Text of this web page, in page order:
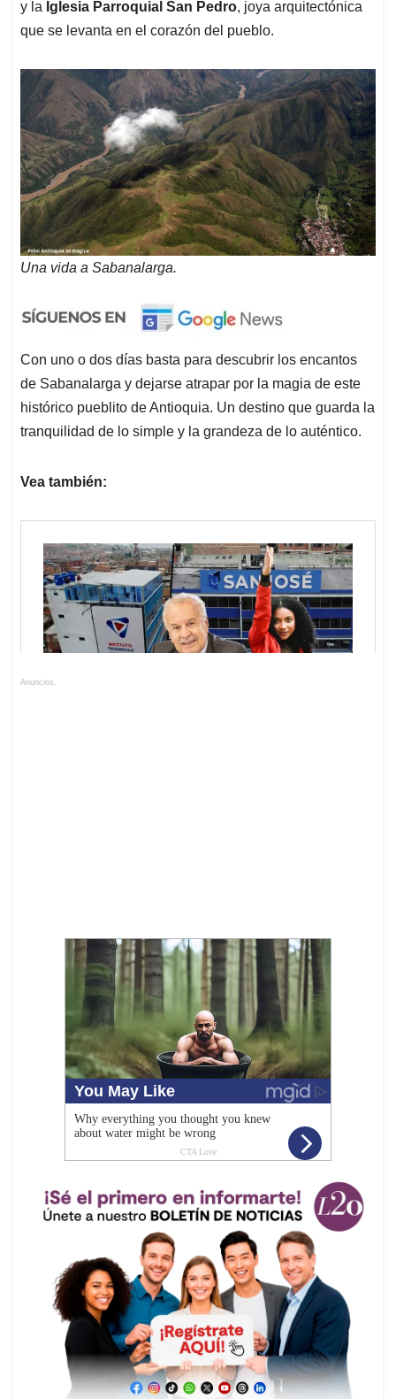
y la Iglesia Parroquial San Pedro, joya arquitectónica
que se levanta en el corazón del pueblo.
Una vida a Sabanalarga.
Con uno o dos días basta para descubrir los encantos
de Sabanalarga y dejarse atrapar por la magia de este
histórico pueblito de Antioquia. Un destino que guarda la
tranquilidad de lo simple y la grandeza de lo auténtico.
Vea también:
Anuncios.